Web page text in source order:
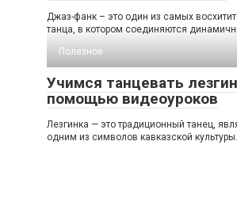
Джаз-фанк – это один из самых
танца, в котором соединяются
Полезное
Учимся танцевать
помощью видеоуроков
Лезгинка — это традиционный танец,
одним из символов кавказской